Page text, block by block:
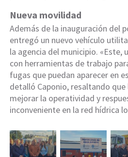
Nueva movilidad
Además de la inauguración del
entregó un nuevo vehículo
la agencia del municipio. «Este,
con herramientas de trabajo
fugas que puedan aparecer en
detalló Caponio, resaltando
mejorar la operatividad y
inconveniente en la red hídrica